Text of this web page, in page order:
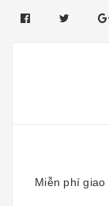
Miễn phí